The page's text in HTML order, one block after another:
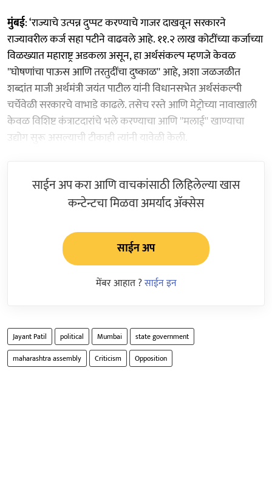
मुंबई: ‘राज्याचे उत्पन्न दुप्पट करण्याचे गाजर दाखवून सरकारने
राज्यावरील कर्ज सहा पटीने वाढवले आहे. ११.२ लाख कोटींच्या कर्जाच्या
विळख्यात महाराष्ट्र अडकला असून, हा अर्थसंकल्प म्हणजे केवळ
''घोषणांचा पाऊस आणि तरतुदींचा दुष्काळ'' आहे, अशा जळजळीत
शब्दांत माजी अर्थमंत्री जयंत पाटील यांनी विधानसभेत अर्थसंकल्पी
चर्चेवेळी सरकारचे वाभाडे काढले. तसेच रस्ते आणि मेट्रोच्या नावाखाली
केवळ विशिष्ट कंत्राटदारांचे भले करण्याचा आणि ''मलाई'' खाण्याचा
उद्योग सुरू असल्याची टीकाही त्यांनी यावेळी केली.
साईन अप करा आणि वाचकांसाठी लिहिलेल्या खास
कन्टेन्टचा मिळवा अमर्याद ॲक्सेस
साईन अप
मेंबर आहात ?साईन इन
Jayant Patil political Mumbai
state government
maharashtra assembly
Criticism Opposition